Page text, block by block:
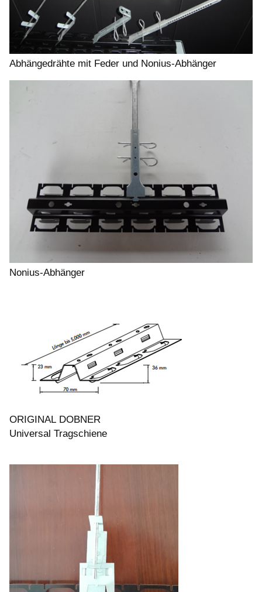
Abhängedrähte mit Feder und Nonius-Abhänger
Nonius-Abhänger
ORIGINAL DOBNER
Universal Tragschiene